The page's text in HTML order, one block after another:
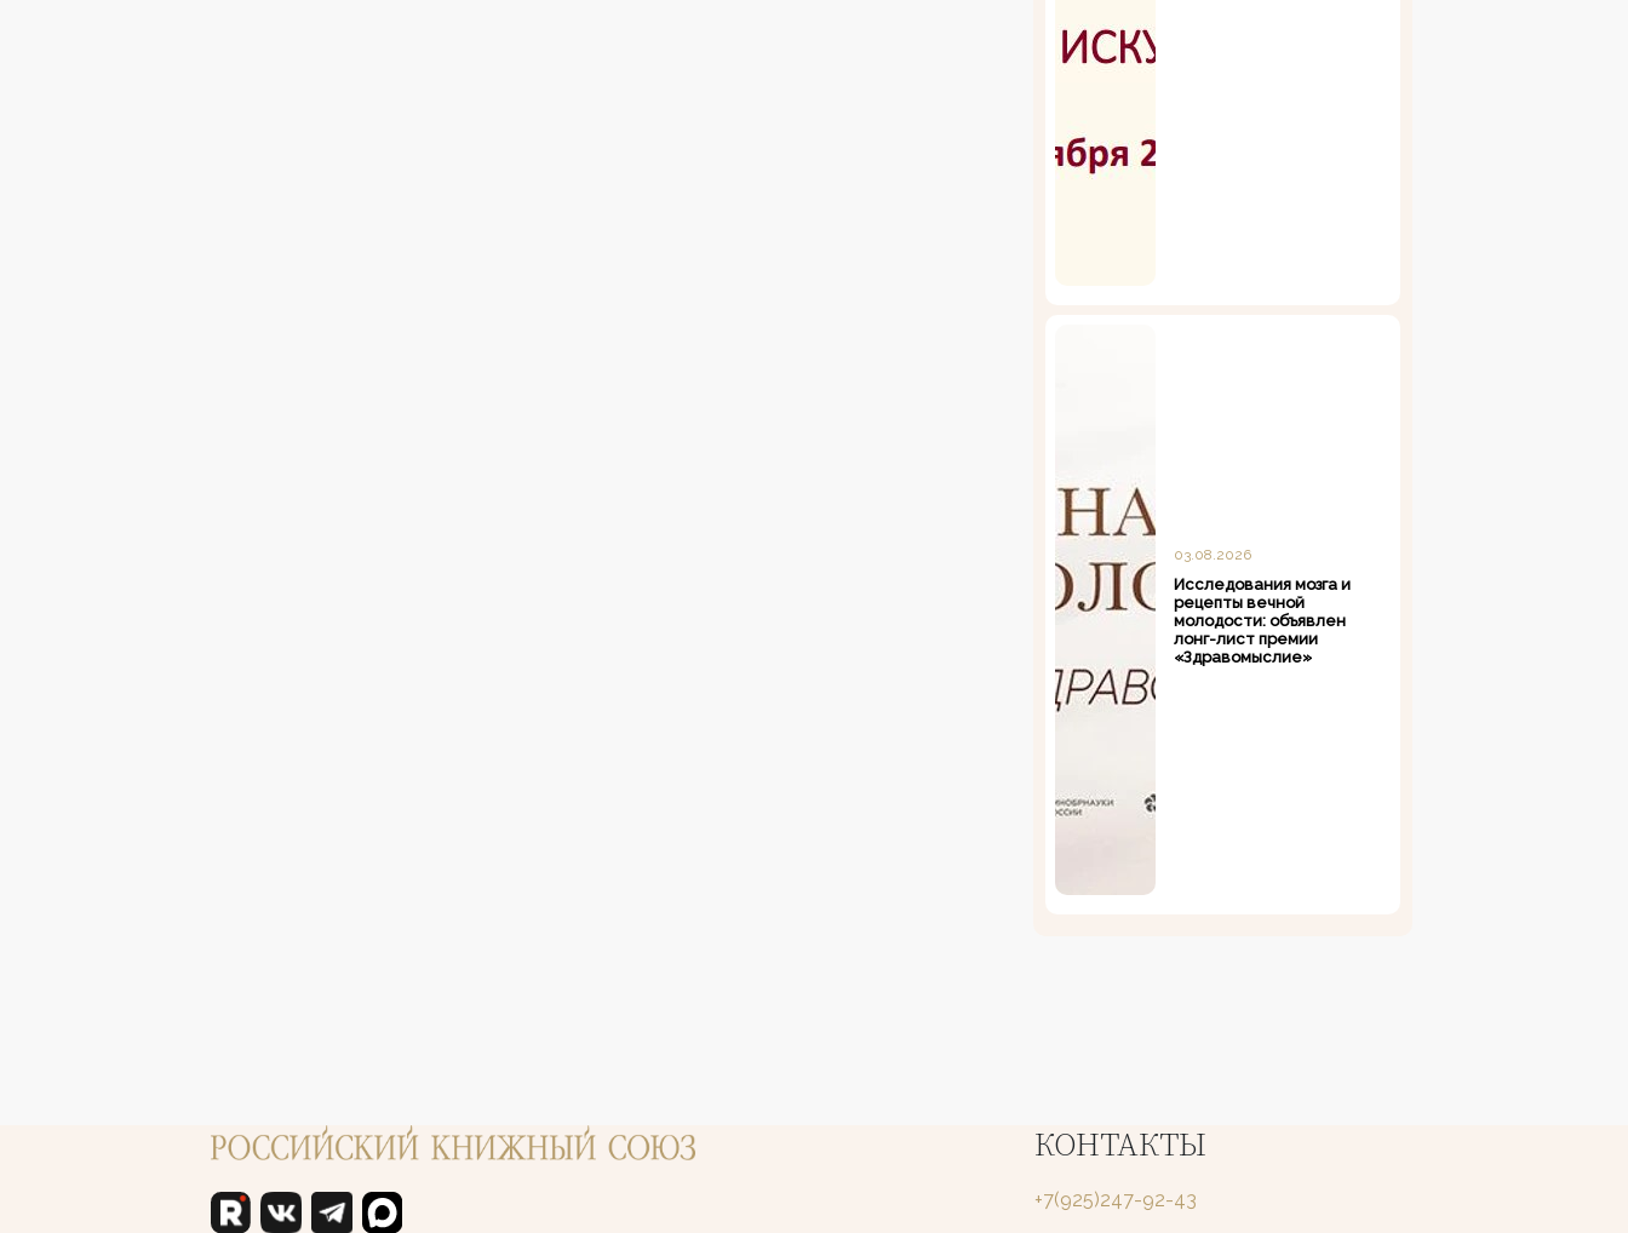
03.08.2026
Исследования мозга и
рецепты вечной
молодости: объявлен
лонг-лист премии
«Здравомыслие»
КОНТАКТЫ
+7(925)247-92-43